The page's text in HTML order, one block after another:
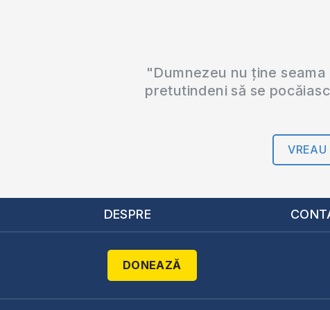
"Dumnezeu nu ține
pretutindeni să se
VREAU
DESPRE
DONEAZĂ